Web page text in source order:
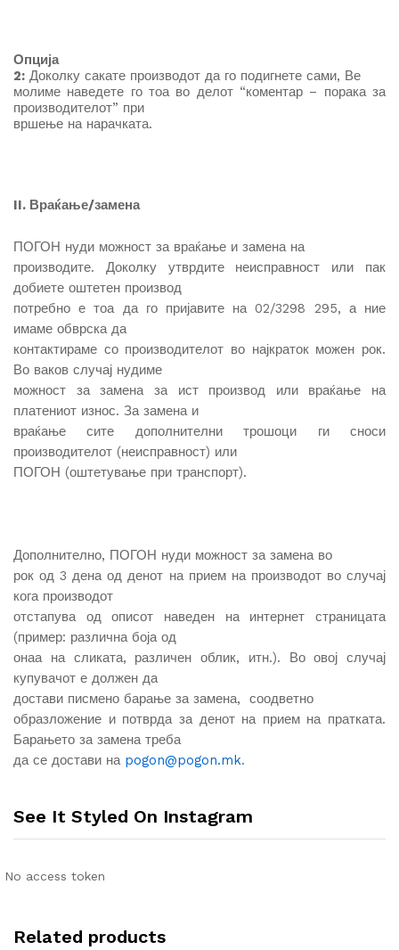
Опција
2: Доколку сакате производот да го подигнете сами, Ве
молиме наведете го тоа во делот “коментар – порака за
производителот” при
вршење на нарачката.
II. Враќање/замена
ПОГОН нуди можност за враќање и замена на
производите. Доколку утврдите неисправност или пак
добиете оштетен производ
потребно е тоа да го пријавите на 02/3298 295, а ние
имаме обврска да
контактираме со производителот во најкраток можен рок.
Во ваков случај нудиме
можност за замена за ист производ или враќање на
платениот износ. За замена и
враќање сите дополнителни трошоци ги сноси
производителот (неисправност) или
ПОГОН (оштетување при транспорт).
Дополнително, ПОГОН нуди можност за замена во
рок од 3 дена од денот на прием на производот во случај
кога производот
отстапува од описот наведен на интернет страницата
(пример: различна боја од
онаа на сликата, различен облик, итн.). Во овој случај
купувачот е должен да
достави писмено барање за замена, соодветно
образложение и потврда за денот на прием на пратката.
Барањето за замена треба
да се достави на pogon@pogon.mk.
See It Styled On Instagram
No access token
Related products